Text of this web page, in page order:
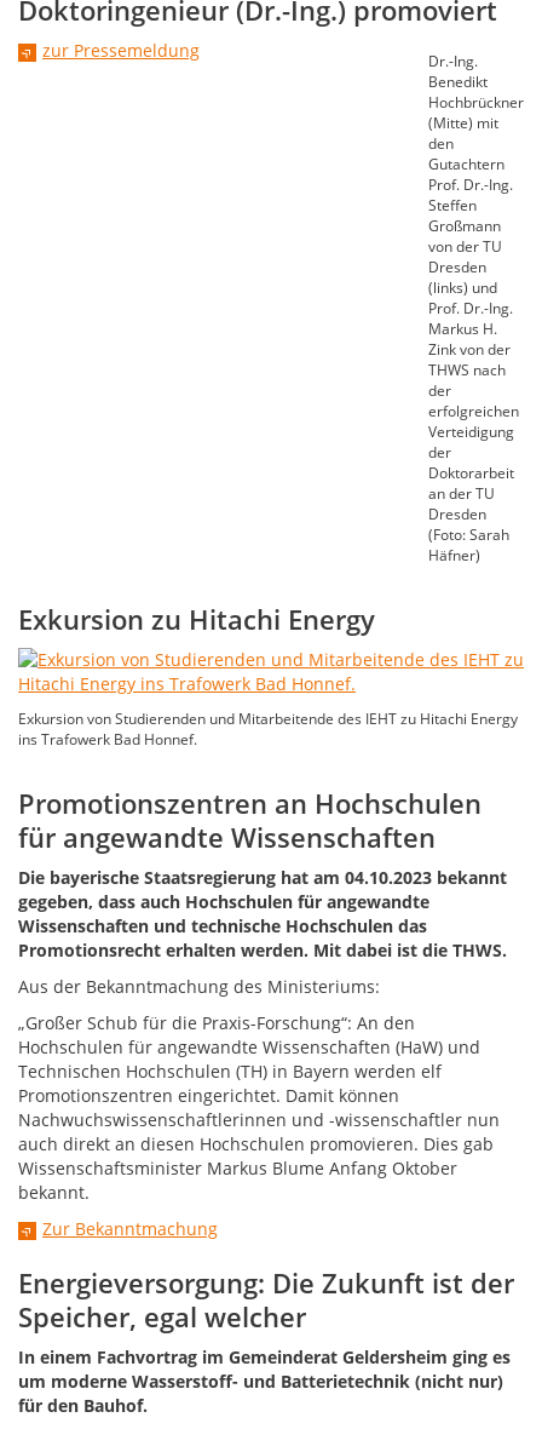
Doktoringenieur (Dr.-Ing.) promoviert
Dr.-Ing.
Benedikt
Hochbrückner
(Mitte) mit
den
Gutachtern
Prof. Dr.-Ing.
Steffen
Großmann
von der TU
Dresden
(links) und
Prof. Dr.-Ing.
Markus H.
Zink von der
THWS nach
der
erfolgreichen
Verteidigung
der
Doktorarbeit
an der TU
Dresden
(Foto: Sarah
Häfner)
zur Pressemeldung
Exkursion zu Hitachi Energy
Exkursion von Studierenden und Mitarbeitende des IEHT zu Hitachi Energy
ins Trafowerk Bad Honnef.
Promotionszentren an Hochschulen
für angewandte Wissenschaften
Die bayerische Staatsregierung hat am 04.10.2023 bekannt
gegeben, dass auch Hochschulen für angewandte
Wissenschaften und technische Hochschulen das
Promotionsrecht erhalten werden. Mit dabei ist die THWS.
Aus der Bekanntmachung des Ministeriums:
„Großer Schub für die Praxis-Forschung“: An den
Hochschulen für angewandte Wissenschaften (HaW) und
Technischen Hochschulen (TH) in Bayern werden elf
Promotionszentren eingerichtet. Damit können
Nachwuchswissenschaftlerinnen und -wissenschaftler nun
auch direkt an diesen Hochschulen promovieren. Dies gab
Wissenschaftsminister Markus Blume Anfang Oktober
bekannt.
Zur Bekanntmachung
Energieversorgung: Die Zukunft ist der
Speicher, egal welcher
In einem Fachvortrag im Gemeinderat Geldersheim ging es
um moderne Wasserstoff- und Batterietechnik (nicht nur)
für den Bauhof.